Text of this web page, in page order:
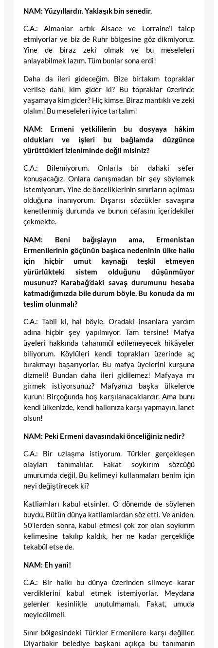
NAM: Yüzyıllardır. Yaklaşık bin senedir.
C.A.: Almanlar artık Alsace ve Lorraine’i talep
etmiyorlar ve biz de Ruhr bölgesine göz dikmiyoruz.
Yine de biraz zeki olmak ve bu meseleleri
anlayabilmek lazım. Tüm bunlar sona erdi!
Daha da ileri gideceğim. Bize birtakım topraklar
verilse dahi, kim gider ki? Bu topraklar üzerinde
yaşamaya kim gider? Hiç kimse. Biraz mantıklı ve zeki
olalım! Bu meseleleri iyice tartalım!
NAM: Ermeni yetkililerin bu dosyaya hâkim
oldukları ve işleri bu bağlamda düzgünce
yürüttükleri izleniminde değil misiniz?
C.A.: Bilemiyorum. Onlarla bir dahaki sefer
konuşacağız. Onlara danışmadan bir şey söylemek
istemiyorum. Yine de önceliklerinin sınırların açılması
olduğuna inanıyorum. Dışarısı sözcükler savaşına
kenetlenmiş durumda ve bunun cefasını içeridekiler
çekmekte.
NAM: Beni bağışlayın ama, Ermenistan
Ermenilerinin göçünün başlıca nedeninin ülke halkı
için hiçbir umut kaynağı teşkil etmeyen
yürürlükteki sistem olduğunu düşünmüyor
musunuz? Karabağ’daki savaş durumunu hesaba
katmadığımızda bile durum böyle. Bu konuda da mı
teslim olunmalı?
C.A.: Tabii ki, hal böyle. Oradaki insanlara yardım
adına hiçbir şey yapılmıyor. Tam tersine! Mafya
üyeleri hakkında tahammül edilemeyecek hikâyeler
biliyorum. Köylüleri kendi toprakları üzerinde aç
bırakmayı başarıyorlar. Bu mafya üyelerini kurşuna
dizmeli! Bundan daha ileri gidilemez! Mafyaya mı
girmek istiyorsunuz? Mafyanızı başka ülkelerde
kurun! Birçoğunda hoş karşılanacaklardır. Ama bunu
kendi ülkenizde, kendi halkınıza karşı yapmayın, lanet
olsun!
NAM: Peki Ermeni davasındaki önceliğiniz nedir?
C.A.: Bir uzlaşma istiyorum. Türkler gerçekleşen
olayları tanımalılar. Fakat soykırım sözcüğü
umurumda değil. Bu kelimeyi kullanmaları benim için
neyi değiştirecek ki?
Katliamları kabul etsinler. O dönemde de söylenen
buydu. Bütün dünya katliamlardan söz etti. Ve aniden,
50’lerden sonra, kabul etmesi çok zor olan soykırım
kelimesine takılıp kaldık, her ne kadar gerçekliğe
tekabül etse de.
NAM: Eh yani!
C.A.: Bir halkı bu dünya üzerinden silmeye karar
verdiklerini kabul etmek istemiyorlar. Meydana
gelenler kesinlikle unutulmamalı. Fakat, umuda
meyledilmeli.
Sınır bölgesindeki Türkler Ermenilere karşı değiller.
Diyarbakır belediye başkanı açıkça bu tanımanın